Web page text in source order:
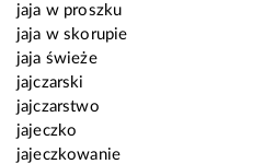
jaja w proszku
jaja w skorupie
jaja świeże
jajczarski
jajczarstwo
jajeczko
jajeczkowanie